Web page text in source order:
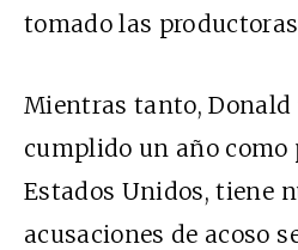
tomado las
Mientras tanto, Donald
cumplido un año como
Estados Unidos, tiene
acusaciones de acoso